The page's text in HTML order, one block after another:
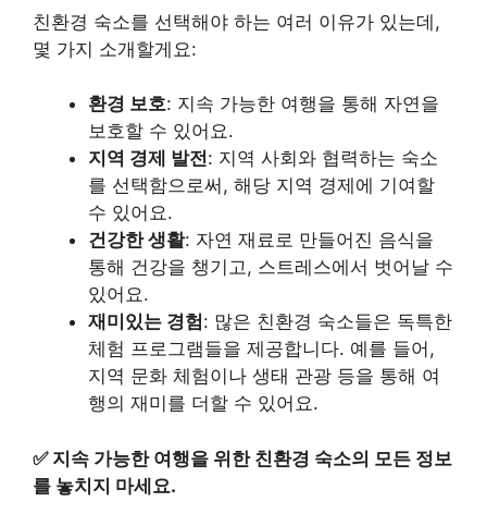
친환경 숙소를 선택해야 하는 여러 이유가 있는데,
몇 가지 소개할게요:
환경 보호: 지속 가능한 여행을 통해 자연을
보호할 수 있어요.
지역 경제 발전: 지역 사회와 협력하는 숙소
를 선택함으로써, 해당 지역 경제에 기여할
수 있어요.
건강한 생활: 자연 재료로 만들어진 음식을
통해 건강을 챙기고, 스트레스에서 벗어날 수
있어요.
재미있는 경험: 많은 친환경 숙소들은 독특한
체험 프로그램들을 제공합니다. 예를 들어,
지역 문화 체험이나 생태 관광 등을 통해 여
행의 재미를 더할 수 있어요.
✅ 지속 가능한 여행을 위한 친환경 숙소의 모든 정보
를 놓치지 마세요.